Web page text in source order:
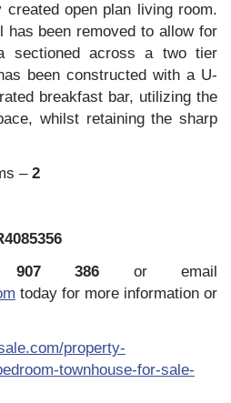
created open plan living room.
has been removed to allow for
sectioned across a two tier
been constructed with a U-
breakfast bar, utilizing the
whilst retaining the sharp
– 2
386 or email
today for more information or
property-
townhouse-for-sale-